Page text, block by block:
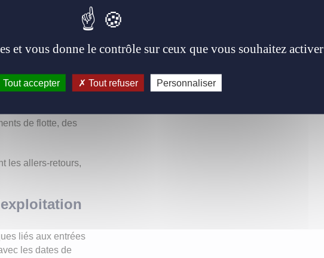
sur
être livrés
sans
de flotte, des
les allers-retours,
liés aux entrées
les dates de
et vous donne le contrôle sur ceux que vous souhaitez activer
Tout accepter Tout refuser Personnaliser